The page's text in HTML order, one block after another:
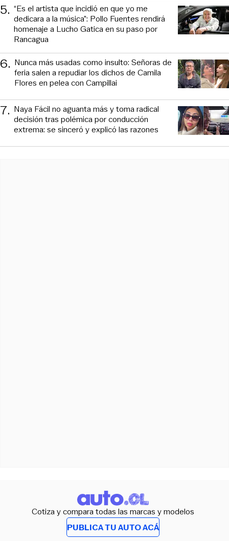
5. “Es el artista que incidió en que yo me
dedicara a la música”: Pollo Fuentes rendirá
homenaje a Lucho Gatica en su paso por
Rancagua
6. Nunca más usadas como insulto: Señoras de
feria salen a repudiar los dichos de Camila
Flores en pelea con Campillai
7. Naya Fácil no aguanta más y toma radical
decisión tras polémica por conducción
extrema: se sinceró y explicó las razones
Cotiza y compara todas las marcas y modelos
PUBLICA TU AUTO ACÁ